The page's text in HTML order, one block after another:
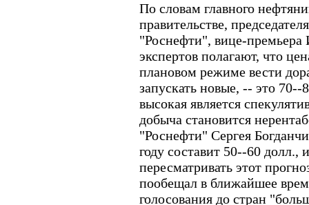
По словам главного
правительстве,
"Роснефти", вице-премьера
экспертов полагают, что
плановом режиме вести
запускать новые, -- это 70--
высокая является
добыча становится
"Роснефти" Сергея
году составит 50--60 долл.,
пересматривать этот
пообещал в ближайшее
голосования до стран